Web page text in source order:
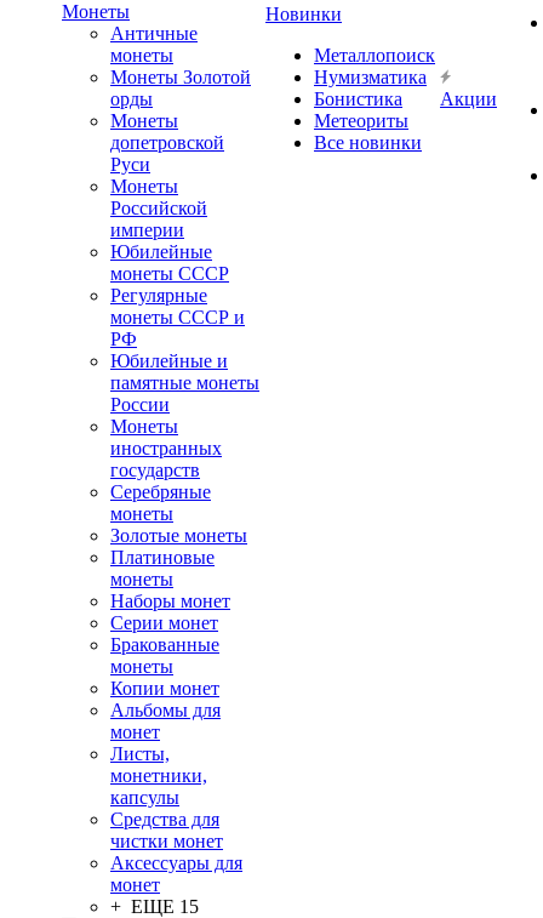
Монеты
Античные
монеты
Монеты Золотой
орды
Монеты
допетровской
Руси
Монеты
Российской
империи
Юбилейные
монеты СССР
Регулярные
монеты СССР и
РФ
Юбилейные и
памятные монеты
России
Монеты
иностранных
государств
Серебряные
монеты
Золотые монеты
Платиновые
монеты
Наборы монет
Серии монет
Бракованные
монеты
Копии монет
Альбомы для
монет
Листы,
монетники,
капсулы
Средства для
чистки монет
Аксессуары для
монет
+ ЕЩЕ 15
Новинки
Металлопоиск
Нумизматика
Бонистика
Метеориты
Все новинки
Акции